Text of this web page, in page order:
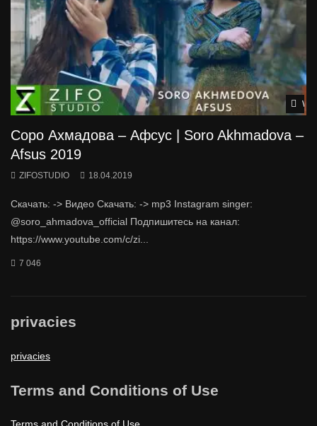
Соро Ахмадова – Афсус | Soro Akhmadova –
Afsus 2019
ZIFOSTUDIO 18.04.2019
Скачать: -> Видео Скачать: -> mp3 Instagram singer:
@soro_ahmadova_official Подпишитесь на канал:
https://www.youtube.com/c/zi...
7 046
privacies
privacies
Terms and Conditions of Use